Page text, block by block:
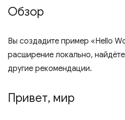
Обзор
Вы создадите пример «Hello
расширение локально,
другие рекомендации.
Привет, мир